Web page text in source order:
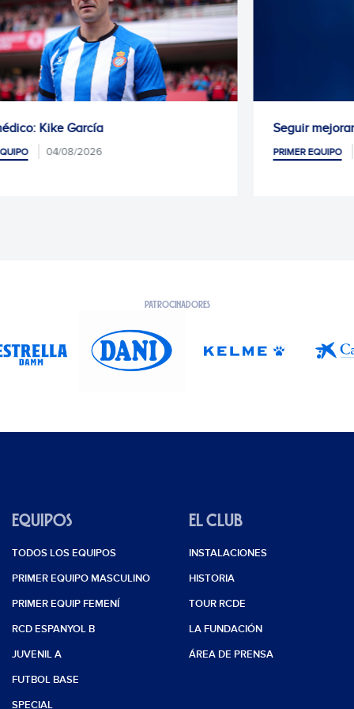
Seguir mejorando
PRIMER EQUIPO
PATROCINADORES
EQUIPOS
TODOS LOS EQUIPOS
PRIMER EQUIPO MASCULINO
PRIMER EQUIP FEMENÍ
RCD ESPANYOL B
JUVENIL A
FUTBOL BASE
SPECIAL
EL CLUB
INSTALACIONES
HISTORIA
TOUR RCDE
LA FUNDACIÓN
ÁREA DE PRENSA